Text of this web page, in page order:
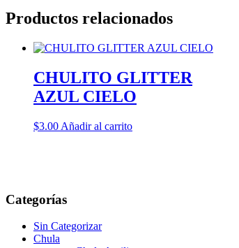
Productos relacionados
CHULITO GLITTER
AZUL CIELO
$3.00 Añadir al carrito
Categorías
Sin Categorizar
Chula